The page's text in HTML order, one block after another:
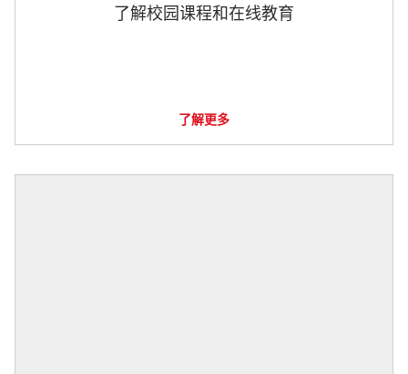
了解校园课程和在线教育
了解更多